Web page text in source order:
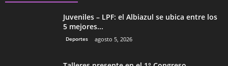
Juveniles – LPF: el Albiazul se ubica entre los
5 mejores...
Deportes agosto 5, 2026